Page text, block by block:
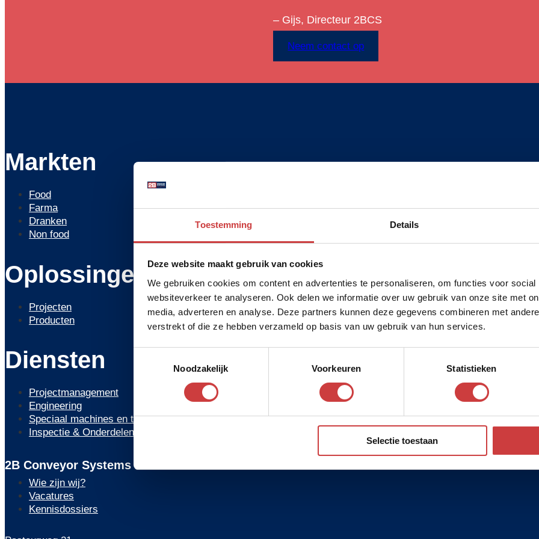
Toestemming Details
Deze website maakt gebruik van cookies
We gebruiken cookies om content en advertenties te personaliseren, om functies voor
websiteverkeer te analyseren. Ook delen we informatie over uw gebruik van onze site met
media, adverteren en analyse. Deze partners kunnen deze gegevens combineren met
verstrekt of die ze hebben verzameld op basis van uw gebruik van hun services.
Noodzakelijk
Voorkeuren Statistieken
Selectie toestaan
– Gijs, Directeur 2BCS
Neem contact op
Markten
Food
Farma
Dranken
Non food
Oplossingen
Projecten
Producten
Diensten
Projectmanagement
Engineering
Speciaal machines en tranportsystemen
Inspectie & Onderdelen
2B Conveyor Systems B.V.
Wie zijn wij?
Vacatures
Kennisdossiers